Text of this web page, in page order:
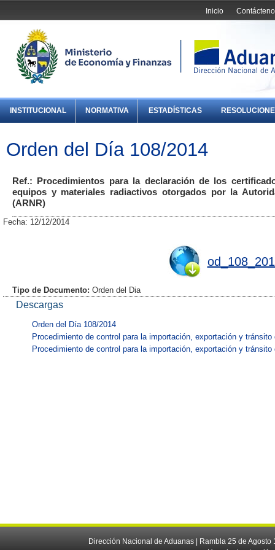
Inicio
INSTITUCIONAL NORMATIVA ESTADÍSTICAS
Orden del Día 108/2014
Ref.: Procedimientos para la declaración de los
equipos y materiales radiactivos otorgados por la
(ARNR)
Fecha: 12/12/2014
Tipo de Documento: Orden del Dia
Descargas
Orden del Día 108/2014
Procedimiento de control para la importación, exportación y
Procedimiento de control para la importación, exportación y
Dirección Nacional de Aduanas | Rambla 25 de